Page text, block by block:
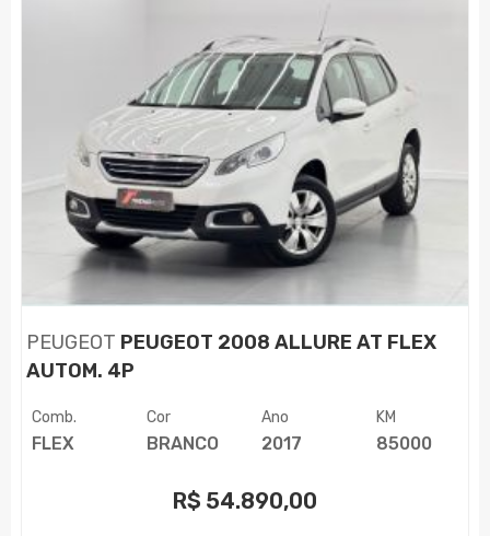
PEUGEOT PEUGEOT 2008 ALLURE AT FLEX
AUTOM. 4P
Comb.
FLEX
Cor
BRANCO
Ano
2017
KM
85000
R$ 54.890,00